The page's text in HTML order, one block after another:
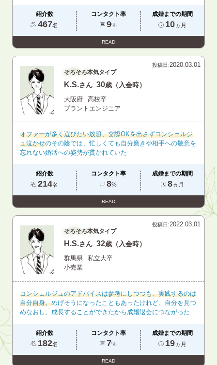
紹介数
467名
コンタクト率
9%
成婚までの期間
10ヵ月
READ
投稿日:2020.03.01
そろそろ本気タイプ
K.S.さん 30歳（入会時）
大阪府
高校卒
プラントエンジニア
オファーが多く選びたい放題、交際OKを出さずコンシェルジ
ュ泣かせのその陰では、忙しくても自分磨きや相手への敬意を
忘れない婚活への姿勢が貫かれていた
紹介数
214名
コンタクト率
8%
成婚までの期間
8ヵ月
READ
投稿日:2022.03.01
そろそろ本気タイプ
H.S.さん 32歳（入会時）
群馬県
私立大卒
小売業
コンシェルジュのアドバイスは参考にしつつも、実践するのは
自分自身。めげそうになったこともあったけれど、自分を見つ
めなおし、成長することができたから成婚退会につながった
紹介数
182名
コンタクト率
7%
成婚までの期間
19ヵ月
READ